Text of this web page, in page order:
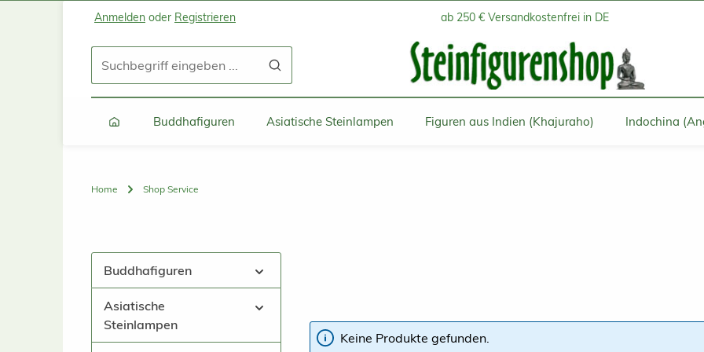
Zum Hauptinhalt springen
Zur Suche springen
Zur Hauptnavigation springen
Anmelden oder Registrieren ab 250 € Versandkostenfrei in DE
Buddhafiguren Asiatische Steinlampen Figuren aus Indien (Khajuraho) Indochina
Home Shop Service
Buddhafiguren
Asiatische
Steinlampen
Keine Produkte gefunden.